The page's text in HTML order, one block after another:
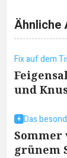
Ähnliche
Fix auf dem
und
Das
Sommer
grünem